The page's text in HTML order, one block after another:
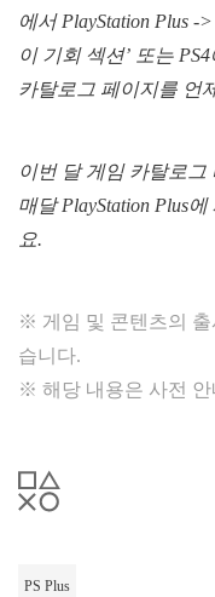
에서 PlayStation Plus
이 기회 섹션’ 또는
카탈로그 페이지를 언
이번 달 게임 카탈로
매달 PlayStation Plus
요.
※ 게임 및 콘텐츠의 출
습니다.
※ 해당 내용은 사전 안
PS Plus